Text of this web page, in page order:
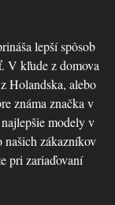
lepší spôsob
V kľude z domova
Holandska, alebo
známa značka v
modely v
našich zákazníkov
pri zariaďovaní